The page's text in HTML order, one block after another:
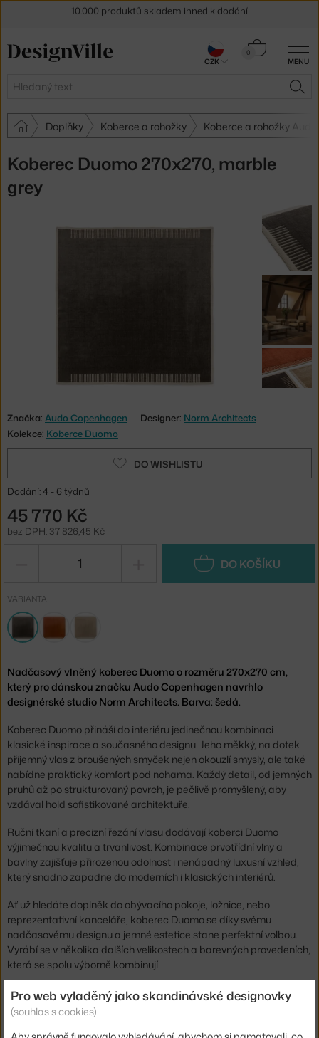
MENU
Hledat
0
Košík
Doplňky Koberce a rohožky Koberce a rohožky
Koberec Duomo 270x270, marble
grey
Značka: Audo Copenhagen Designer: Norm Architects
Kolekce: Koberce Duomo
DO WISHLISTU
Dodání: 4 - 6 týdnů
45 770 Kč
bez DPH: 37 826,45 Kč
DO KOŠÍKU
VARIANTA
Nadčasový vlněný koberec Duomo o rozměru 270x270 cm,
který pro dánskou značku Audo Copenhagen navrhlo
designérské studio Norm Architects. Barva: šedá.
Koberec Duomo přináší do interiéru jedinečnou kombinaci
klasické inspirace a současného designu. Jeho měkký, na dotek
příjemný vlas z broušených smyček nejen okouzlí smysly, ale také
nabídne praktický komfort pod nohama. Každý detail, od jemných
pruhů až po strukturovaný povrch, je pečlivě promyšlený, aby
vzdával hold sofistikované architektuře.
Ruční tkaní a precizní řezání vlasu dodávají koberci Duomo
výjimečnou kvalitu a trvanlivost. Kombinace prvotřídní vlny a
bavlny zajišťuje přirozenou odolnost i nenápadný luxusní vzhled,
který snadno zapadne do moderních i klasických interiérů.
Ať už hledáte doplněk do obývacího pokoje, ložnice, nebo
reprezentativní kanceláře, koberec Duomo se díky svému
nadčasovému designu a jemné estetice stane perfektní volbou.
Vyrábí se v několika dalších velikostech a barevných provedeních,
která se spolu výborně kombinují.
Délka:
270 cm
Šířka:
270 cm
30 dní na vrácení zboží
CZK
Pro web vyladěný jako skandinávské designovky
(souhlas s cookies)